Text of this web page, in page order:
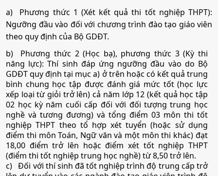
16. Marketing
Mã ngành:7340115
•Chỉ tiêu:50
• Phương thức xét tuyển: Ưu Tiên ĐGNL HCMĐT THPT Học Bạ
• Tổ hợp:A01; D01; D07; D08; D09; D10; X25; K01
17. Sinh học ứng dụng
•Mã ngành:7420203
a) Phương thức 1 (Xét kết quả thi tốt nghiệp THPT):
Ngưỡng đầu vào đối với chương trình đào tạo giáo viên
theo quy định của Bộ GDĐT.
b) Phương thức 2 (Học bạ), phương thức 3 (Kỳ thi
năng lực): Thí sinh đáp ứng ngưỡng đầu vào do Bộ
GDĐT quy định tại mục a) ở trên hoặc có kết quả trung
bình chung học tập được đánh giá mức tốt (học lực
xếp loại từ giỏi trở lên) cả năm lớp 12 (kết quả học tập
02 học kỳ năm cuối cấp đối với đối tượng trung học
nghề và tương đương) và tổng điểm 03 môn thi tốt
nghiệp THPT theo tổ hợp xét tuyển (hoặc sử dụng
điểm thi môn Toán, Ngữ văn và một môn thi khác) đạt
18,00 điểm trở lên hoặc điểm xét tốt nghiệp THPT
(điểm thi tốt nghiệp trung học nghề) từ 8,50 trở lên.
c)Đối với thí sinh đã tốt nghiệp trình độ trung cấp trở